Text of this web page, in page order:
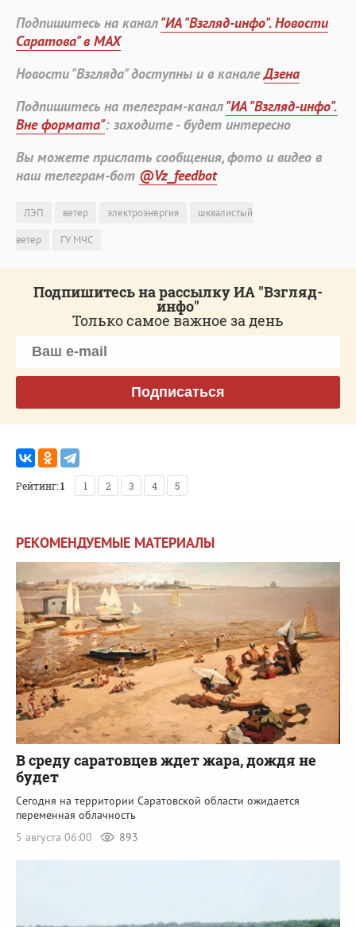
Подпишитесь на канал"ИА "Взгляд-инфо". Новости
Саратова" в MAX
Новости "Взгляда" доступны и в каналеДзена
Подпишитесь на телеграм-канал"ИА "Взгляд-инфо".
Вне формата": заходите - будет интересно
Вы можете прислать сообщения, фото и видео в
наш телеграм-бот @Vz_feedbot
ЛЭП ветер электроэнергия
шквалистый
ветер
ГУ МЧС
Подпишитесь на рассылку ИА "Взгляд-
инфо"
Только самое важное за день
Подписаться
Рейтинг:1 1 2 3 4 5
РЕКОМЕНДУЕМЫЕ МАТЕРИАЛЫ
В среду саратовцев ждет жара, дождя не
будет
Сегодня на территории Саратовской области ожидается
переменная облачность
5 августа 06:00
893